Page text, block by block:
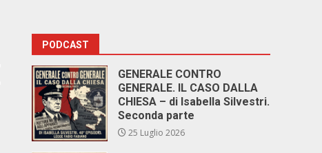
PODCAST
GENERALE CONTRO
GENERALE. IL CASO DALLA
CHIESA – di Isabella Silvestri.
Seconda parte
25 Luglio 2026